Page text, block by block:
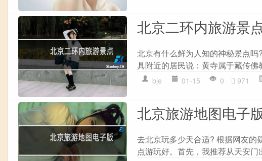
北京二环内旅游景
北京有什么鲜为人知的神秘景点
具附近的居民说：黄寺属于藏传
bje 01-15 0 971
北京旅游地图电子
去北京玩多少天合适? 根据网友的
点游玩好。首先，我推荐从天安